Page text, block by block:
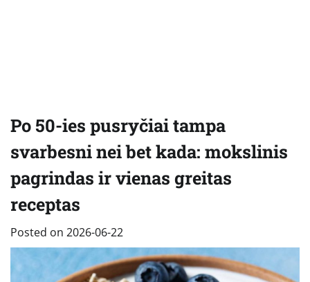
Po 50-ies pusryčiai tampa
svarbesni nei bet kada: mokslinis
pagrindas ir vienas greitas
receptas
Posted on 2026-06-22